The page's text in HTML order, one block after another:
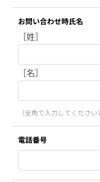
お問い合わせ時氏名
［姓］
［名］
（全角で入力してください）
電話番号